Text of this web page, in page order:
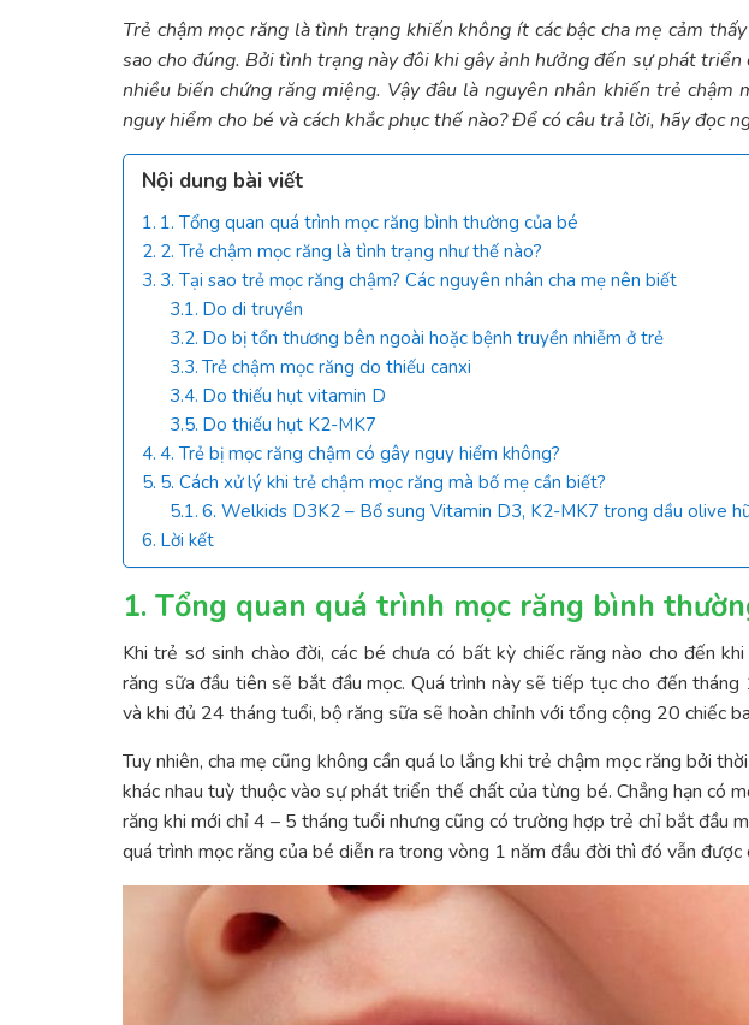
Trẻ chậm mọc răng là tình trạng khiến không ít các bậc cha mẹ cảm
sao cho đúng. Bởi tình trạng này đôi khi gây ảnh hưởng đến sự phát triển
nhiều biến chứng răng miệng. Vậy đâu là nguyên nhân khiến trẻ chậm
nguy hiểm cho bé và cách khắc phục thế nào? Để có câu trả lời, hãy đọc
Nội dung bài viết
1. Tổng quan quá trình mọc răng bình thường của bé
2. Trẻ chậm mọc răng là tình trạng như thế nào?
3. Tại sao trẻ mọc răng chậm? Các nguyên nhân cha mẹ nên biết
Do di truyền
Do bị tổn thương bên ngoài hoặc bệnh truyền nhiễm ở trẻ
Trẻ chậm mọc răng do thiếu canxi
​​Do thiếu hụt vitamin D
Do thiếu hụt K2-MK7
4. Trẻ bị mọc răng chậm có gây nguy hiểm không?
5. Cách xử lý khi trẻ chậm mọc răng mà bố mẹ cần biết?
6. Welkids D3K2 – Bổ sung Vitamin D3, K2-MK7 trong dầu olive
Lời kết
1. Tổng quan quá trình mọc răng bình
Khi trẻ sơ sinh chào đời, các bé chưa có bất kỳ chiếc răng nào cho đến
răng sữa đầu tiên sẽ bắt đầu mọc. Quá trình này sẽ tiếp tục cho đến
và khi đủ 24 tháng tuổi, bộ răng sữa sẽ hoàn chỉnh với tổng cộng 20 chiếc
Tuy nhiên, cha mẹ cũng không cần quá lo lắng khi trẻ chậm mọc răng bởi
khác nhau tuỳ thuộc vào sự phát triển thế chất của từng bé. Chẳng hạn có
răng khi mới chỉ 4 – 5 tháng tuổi nhưng cũng có trường hợp trẻ chỉ bắt đầu
quá trình mọc răng của bé diễn ra trong vòng 1 năm đầu đời thì đó vẫn